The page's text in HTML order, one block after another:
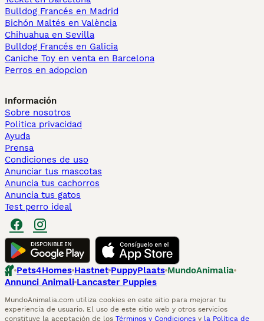
Bulldog Francés en Madrid
Bichón Maltés en València
Chihuahua en Sevilla
Bulldog Francés en Galicia
Caniche Toy en venta en Barcelona
Perros en adopcion
Información
Sobre nosotros
Politica privacidad
Ayuda
Prensa
Condiciones de uso
Anunciar tus mascotas
Anuncia tus cachorros
Anuncia tus gatos
Test perro ideal
Pets4Homes Hastnet PuppyPlaats MundoAnimalia
Annunci Animali Lancaster Puppies
MundoAnimalia.com utiliza cookies en este sitio para mejorar tu
experiencia de usuario. El uso de este sitio web y otros servicios
constituye la aceptación de los Términos y Condiciones y la Política de